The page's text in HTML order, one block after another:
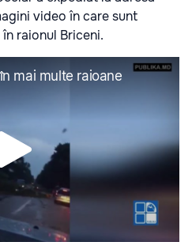
video în care sunt
raionul Briceni.